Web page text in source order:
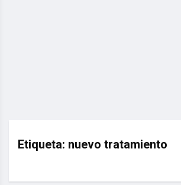
Etiqueta: nuevo tratamiento